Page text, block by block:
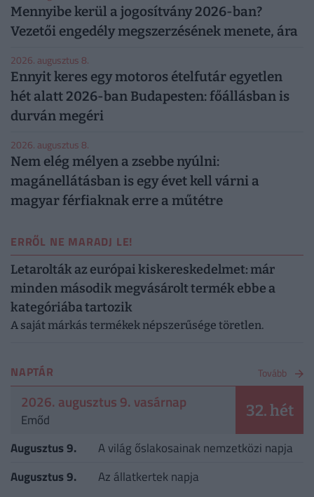
Mennyibe kerül a jogosítvány 2026-ban?
Vezetői engedély megszerzésének menete, ára
2026. augusztus 8.
Ennyit keres egy motoros ételfutár egyetlen
hét alatt 2026-ban Budapesten: főállásban is
durván megéri
2026. augusztus 8.
Nem elég mélyen a zsebbe nyúlni:
magánellátásban is egy évet kell várni a
magyar férfiaknak erre a műtétre
ERRŐL NE MARADJ LE!
Letarolták az európai kiskereskedelmet: már
minden második megvásárolt termék ebbe a
kategóriába tartozik
A saját márkás termékek népszerűsége töretlen.
NAPTÁR Tovább
2026. augusztus 9. vasárnap
Emőd 32. hét
Augusztus 9.
A világ őslakosainak nemzetközi napja
Augusztus 9.
Az állatkertek napja